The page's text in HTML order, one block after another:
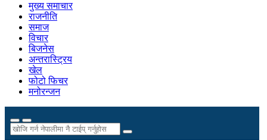
मुख्य समाचार
राजनीति
समाज
विचार
बिजनेस
अन्तरास्ट्रिय
खेल
फोटो फिचर
मनोरन्जन